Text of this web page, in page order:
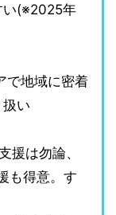
い(※2025年
で地域に密着
い
援は勿論、
も得意。す